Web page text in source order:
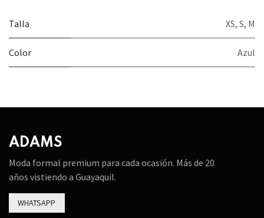
Talla XS, S, M
Color Azul
ADAMS
Moda formal premium para cada ocasión. Más de 20
años vistiendo a Guayaquil.
WHATSAPP